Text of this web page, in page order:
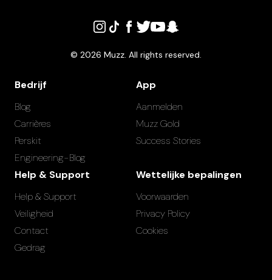
© 2026 Muzz. All rights reserved.
Bedrijf
Blog
Carrières
Perskit
Engineering-Blog
App
Aanmelden
Muzz Gold
Success Stories
Help & Support
Help & Support
Veiligheid
Contact
Gedrag
Wettelijke bepalingen
Voorwaarden
Privacy Policy
Cookies